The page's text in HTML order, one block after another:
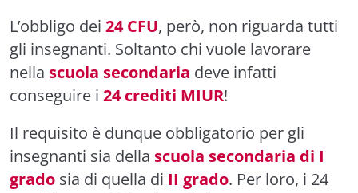
L’obbligo dei 24 CFU, però, non riguarda tutti
gli insegnanti. Soltanto chi vuole lavorare
nella scuola secondaria deve infatti
conseguire i 24 crediti MIUR!
Il requisito è dunque obbligatorio per gli
insegnanti sia della scuola secondaria di I
grado sia di quella di II grado. Per loro, i 24